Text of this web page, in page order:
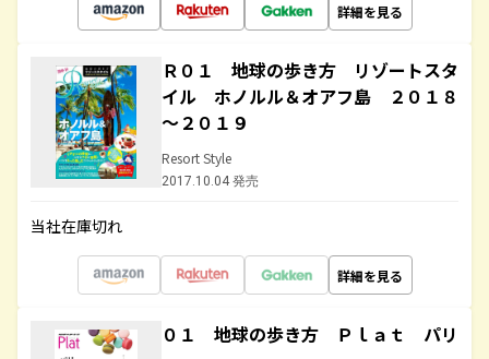
詳細を見る
Ｒ０１ 地球の歩き方 リゾートスタ
イル ホノルル＆オアフ島 ２０１８
～２０１９
Resort Style
2017.10.04 発売
当社在庫切れ
詳細を見る
０１ 地球の歩き方 Ｐｌａｔ パリ